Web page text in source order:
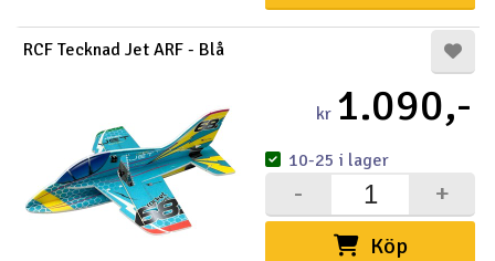
RCF Tecknad Jet ARF - Blå
kr 1.090,-
Köp
+
-
10-25 i lager